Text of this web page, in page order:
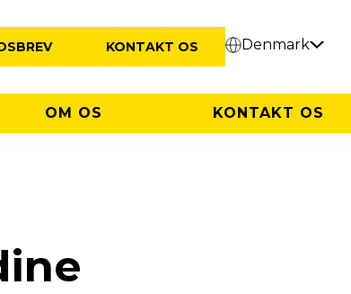
KONTAKT OS Denmark
OM OS KONTAKT OS